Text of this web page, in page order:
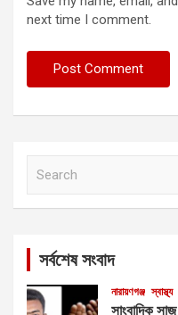
next time I comment.
সর্বশেষ সংবাদ
নারায়ণগঞ্জ স্বাস্থ্য
সাংবাদিক